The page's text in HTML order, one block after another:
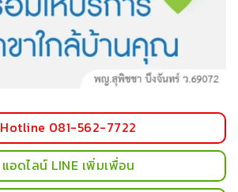
Hotline 081-562-7722
แอดไลน์ LINE เพิ่มเพื่อน